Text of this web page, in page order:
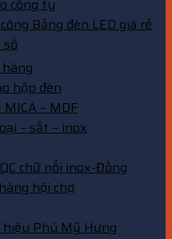
công ty
Bảng đèn LED giá rẻ
hộp đèn
MICA – MDF
– sắt – inox
chữ nổi inox-Đồng
hội chợ
Phú Mỹ Hưng